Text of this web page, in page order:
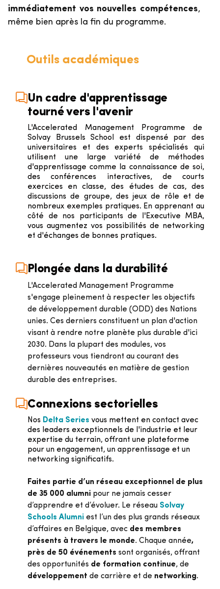
immédiatement vos nouvelles compétences,
même bien après la fin du programme.
Outils académiques
Un cadre d'apprentissage
tourné vers l'avenir
L'Accelerated Management Programme de
Solvay Brussels School est dispensé par des
universitaires et des experts spécialisés qui
utilisent une large variété de méthodes
d'apprentissage comme la connaissance de soi,
des conférences interactives, de courts
exercices en classe, des études de cas, des
discussions de groupe, des jeux de rôle et de
nombreux exemples pratiques. En apprenant au
côté de nos participants de l'Executive MBA,
vous augmentez vos possibilités de networking
et d'échanges de bonnes pratiques.
Plongée dans la durabilité
L'Accelerated Management Programme
s'engage pleinement à respecter les objectifs
de développement durable (ODD) des Nations
unies. Ces derniers constituent un plan d'action
visant à rendre notre planète plus durable d'ici
2030. Dans la plupart des modules, vos
professeurs vous tiendront au courant des
dernières nouveautés en matière de gestion
durable des entreprises.
Connexions sectorielles
Nos Delta Series vous mettent en contact avec
des leaders exceptionnels de l'industrie et leur
expertise du terrain, offrant une plateforme
pour un engagement, un apprentissage et un
networking significatifs.
Faites partie d’un réseau exceptionnel de plus
de 35 000 alumni pour ne jamais cesser
d’apprendre et d’évoluer. Le réseau Solvay
Schools Alumni est l’un des plus grands réseaux
d’affaires en Belgique, avec des membres
présents à travers le monde. Chaque année,
près de 50 événements sont organisés, offrant
des opportunités de formation continue, de
développement de carrière et de networking.